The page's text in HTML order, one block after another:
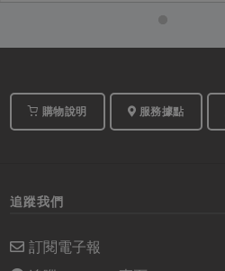
購物說明 服務據點
追蹤我們
訂閱電子報